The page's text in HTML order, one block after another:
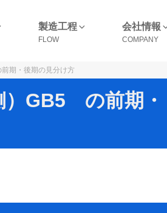
製造工程 会社情報
期・後期の見分け方
GB5 の前期・